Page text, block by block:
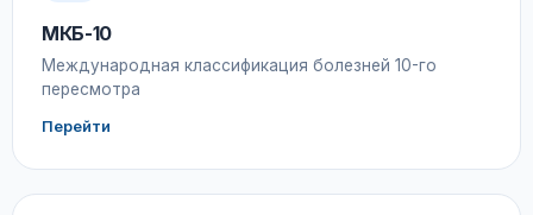
МКБ-10
Международная классификация болезней 10-го
пересмотра
Перейти